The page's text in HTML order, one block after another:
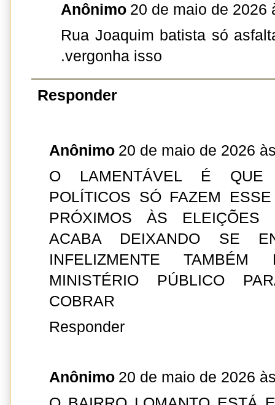
Anônimo 20 de maio de 2026
Rua Joaquim batista só
.vergonha isso
Responder
Anônimo 20 de maio de 2026
O LAMENTÁVEL É QUE
POLÍTICOS SÓ FAZEM
PRÓXIMOS ÀS
ACABA DEIXANDO SE
INFELIZMENTE
MINISTÉRIO PÚBLICO
COBRAR
Responder
Anônimo 20 de maio de 2026